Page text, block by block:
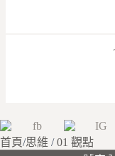
首頁/思維 / 01 觀點